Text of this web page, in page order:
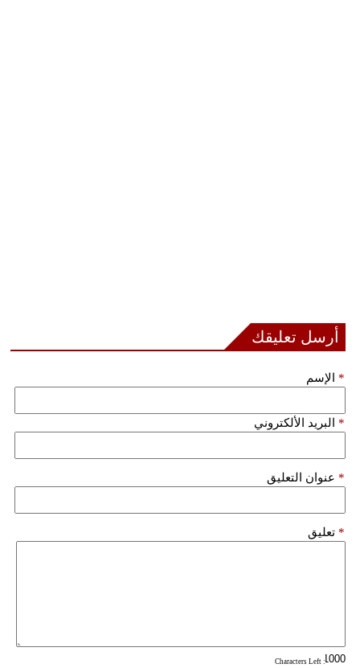
أرسل تعليقك
الإسم *
البريد الألكتروني *
عنوان التعليق *
تعليق *
: Characters Left